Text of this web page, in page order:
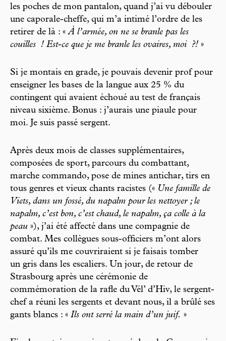
les poches de mon pantalon, quand j’ai vu débouler
une caporale-cheffe, qui m’a intimé l’ordre de les
retirer de là : «À l’armée, on ne se branle pas les
couilles ! Est-ce que je me branle les ovaires, moi ?! »
Si je montais en grade, je pouvais devenir prof pour
enseigner les bases de la langue aux 25 % du
contingent qui avaient échoué au test de français
niveau sixième. Bonus : j’aurais une piaule pour
moi. Je suis passé sergent.
Après deux mois de classes supplémentaires,
composées de sport, parcours du combattant,
marche commando, pose de mines antichar, tirs en
tous genres et vieux chants racistes (« Une famille de
Viets, dans un fossé, du napalm pour les nettoyer ; le
napalm, c’est bon, c’est chaud, le napalm, ça colle à la
peau »), j’ai été affecté dans une compagnie de
combat. Mes collègues sous-officiers m’ont alors
assuré qu’ils me couvriraient si je faisais tomber
un gris dans les escaliers. Un jour, de retour de
Strasbourg après une cérémonie de
commémoration de la rafle du Vél’ d’Hiv, le sergent-
chef a réuni les sergents et devant nous, il a brûlé ses
gants blancs : « Ils ont serré la main d’un juif. »